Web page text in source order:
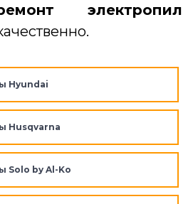
электропил
Hyundai
Husqvarna
Solo by Al-Ko